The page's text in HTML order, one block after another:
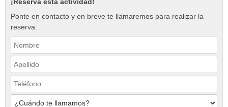
¡Reserva esta actividad!
Ponte en contacto y en breve te llamaremos para realizar la
reserva.